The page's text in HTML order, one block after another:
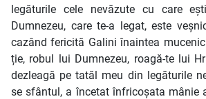
legăturile cele nevăzute cu care
Dumnezeu, care te-a legat, este
cazând fericită Galini înaintea
ție, robul lui Dumnezeu, roagă-te lui
dezleagă pe tatăl meu din legăturile
se sfântul, a încetat înfricoșata mânie